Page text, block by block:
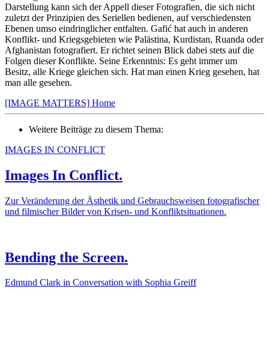
Darstellung kann sich der Appell dieser Fotografien, die sich nicht
zuletzt der Prinzipien des Seriellen bedienen, auf verschiedensten
Ebenen umso eindringlicher entfalten. Gafić hat auch in anderen
Konflikt- und Kriegsgebieten wie Palästina, Kurdistan, Ruanda oder
Afghanistan fotografiert. Er richtet seinen Blick dabei stets auf die
Folgen dieser Konflikte. Seine Erkenntnis: Es geht immer um
Besitz, alle Kriege gleichen sich. Hat man einen Krieg gesehen, hat
man alle gesehen.
[IMAGE MATTERS] Home
Weitere Beiträge zu diesem Thema:
IMAGES IN CONFLICT
Images In Conflict.
Zur Veränderung der Ästhetik und Gebrauchsweisen fotografischer
und filmischer Bilder von Krisen- und Konfliktsituationen.
Bending the Screen.
Edmund Clark in Conversation with Sophia Greiff